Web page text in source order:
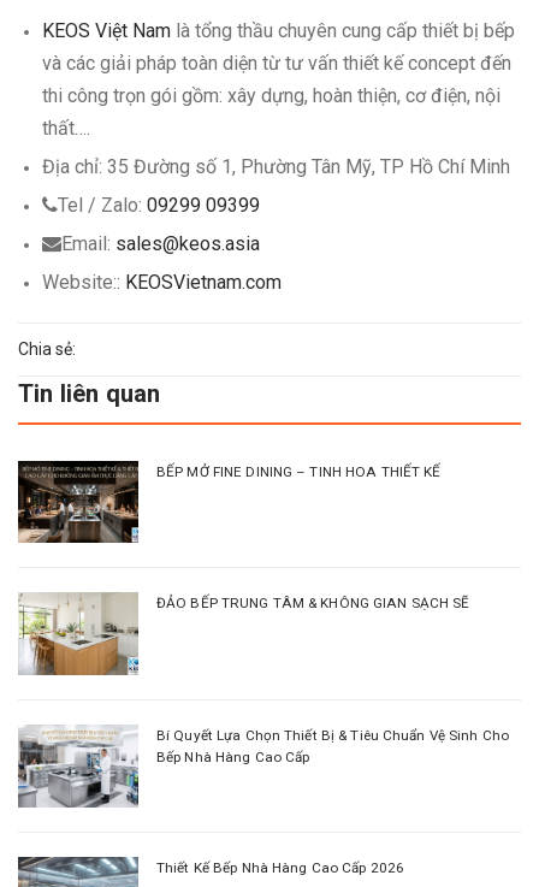
KEOS Việt Nam là tổng thầu chuyên cung cấp thiết bị bếp
và các giải pháp toàn diện từ tư vấn thiết kế concept đến
thi công trọn gói gồm: xây dựng, hoàn thiện, cơ điện, nội
thất…
Địa chỉ: 35 Đường số 1, Phường Tân Mỹ, TP Hồ Chí Minh
Tel / Zalo: 09299 09399
Email: sales@keos.asia
Website:: KEOSVietnam.com
Chia sẻ:
Tin liên quan
BẾP MỞ FINE DINING – TINH HOA THIẾT KẾ
ĐẢO BẾP TRUNG TÂM & KHÔNG GIAN SẠCH SẼ
Bí Quyết Lựa Chọn Thiết Bị & Tiêu Chuẩn Vệ Sinh Cho
Bếp Nhà Hàng Cao Cấp
Thiết Kế Bếp Nhà Hàng Cao Cấp 2026